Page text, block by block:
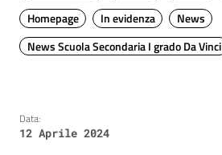
Homepage
In evidenza
News
News Scuola Secondaria I grado Da Vinci
Data:
12 Aprile 2024